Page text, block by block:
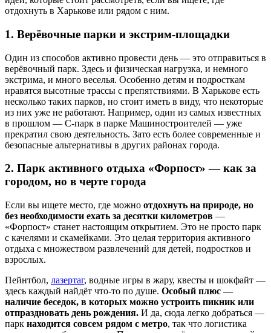
отдохнуть в Харькове или рядом с ним.
1. Верёвочные парки и экстрим-площадки
Один из способов активно провести день — это отправиться в
верёвочный парк. Здесь и физическая нагрузка, и немного
экстрима, и много веселья. Особенно детям и подросткам
нравятся высотные трассы с препятствиями. В Харькове есть
несколько таких парков, но стоит иметь в виду, что некоторые
из них уже не работают. Например, один из самых известных
в прошлом — С-парк в парке Машиностроителей — уже
прекратил свою деятельность. Зато есть более современные и
безопасные альтернативы в других районах города.
2. Парк активного отдыха «Форпост» — как за
городом, но в черте города
Если вы ищете место, где можно отдохнуть на природе, но
без необходимости ехать за десятки километров —
«Форпост» станет настоящим открытием. Это не просто парк
с качелями и скамейками. Это целая территория активного
отдыха с множеством развлечений для детей, подростков и
взрослых.
Пейнтбол, лазертаг, водные игры в жару, квесты и шокфайт —
здесь каждый найдёт что-то по душе. Особый плюс —
наличие беседок, в которых можно устроить пикник или
отпраздновать день рождения. И да, сюда легко добраться —
парк находится совсем рядом с метро, так что логистика